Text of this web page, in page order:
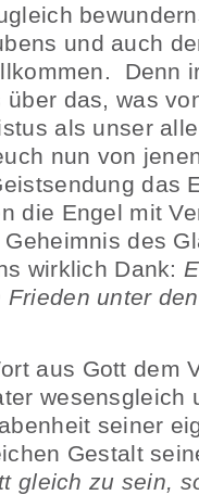
und auch
Denn
das, was
als unser
nun von
das
die Engel mit
des
wirklich Dank:
Frieden unter
aus Gott dem
wesensgleich
seiner
Gestalt
gleich zu sein,